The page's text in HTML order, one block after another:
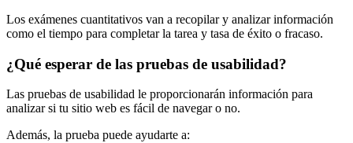
Los exámenes cuantitativos van a recopilar y analizar información
como el tiempo para completar la tarea y tasa de éxito o fracaso.
¿Qué esperar de las pruebas de usabilidad?
Las pruebas de usabilidad le proporcionarán información para
analizar si tu sitio web es fácil de navegar o no.
Además, la prueba puede ayudarte a: